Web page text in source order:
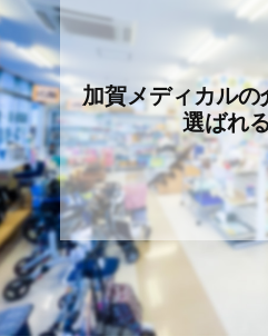
加賀メディカル
選ばれ